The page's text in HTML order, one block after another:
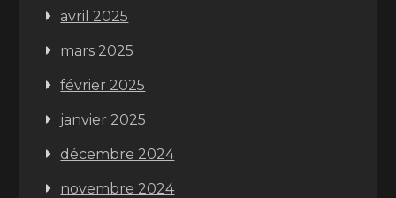
avril 2025
mars 2025
février 2025
janvier 2025
décembre 2024
novembre 2024